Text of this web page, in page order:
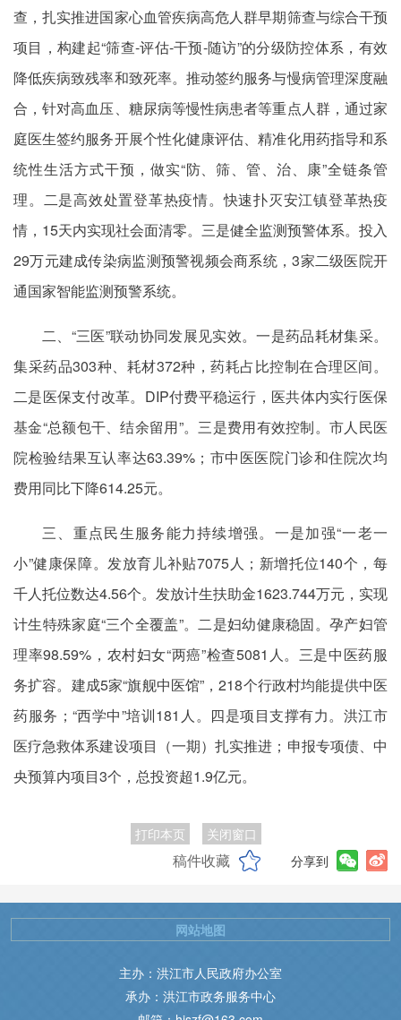
查，扎实推进国家心血管疾病高危人群早期筛查与综合干预
项目，构建起“筛查-评估-干预-随访”的分级防控体系，有效
降低疾病致残率和致死率。推动签约服务与慢病管理深度融
合，针对高血压、糖尿病等慢性病患者等重点人群，通过家
庭医生签约服务开展个性化健康评估、精准化用药指导和系
统性生活方式干预，做实“防、筛、管、治、康”全链条管
理。二是高效处置登革热疫情。快速扑灭安江镇登革热疫
情，15天内实现社会面清零。三是健全监测预警体系。投入
29万元建成传染病监测预警视频会商系统，3家二级医院开
通国家智能监测预警系统。
二、“三医”联动协同发展见实效。一是药品耗材集采。
集采药品303种、耗材372种，药耗占比控制在合理区间。
二是医保支付改革。DIP付费平稳运行，医共体内实行医保
基金“总额包干、结余留用”。三是费用有效控制。市人民医
院检验结果互认率达63.39%；市中医医院门诊和住院次均
费用同比下降614.25元。
三、重点民生服务能力持续增强。一是加强“一老一
小”健康保障。发放育儿补贴7075人；新增托位140个，每
千人托位数达4.56个。发放计生扶助金1623.744万元，实现
计生特殊家庭“三个全覆盖”。二是妇幼健康稳固。孕产妇管
理率98.59%，农村妇女“两癌”检查5081人。三是中医药服
务扩容。建成5家“旗舰中医馆”，218个行政村均能提供中医
药服务；“西学中”培训181人。四是项目支撑有力。洪江市
医疗急救体系建设项目（一期）扎实推进；申报专项债、中
央预算内项目3个，总投资超1.9亿元。
打印本页 关闭窗口
稿件收藏 分享到
主办：洪江市人民政府办公室
承办：洪江市政务服务中心
网站地图